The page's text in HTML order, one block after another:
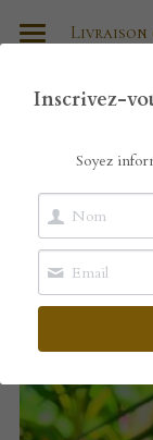
Livraison
LES
Inscrivez-
Soyez